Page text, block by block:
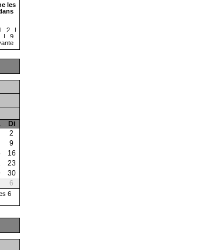
les
| 2
|
|
9
Di
2
9
16
23
30
6
6